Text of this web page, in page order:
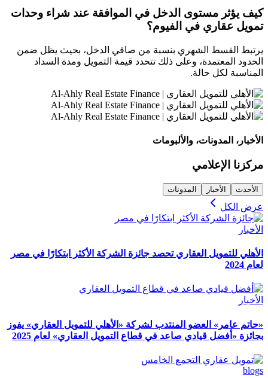
كيف يؤثر مستوى الدخل في الموافقة عند شراء وحدات
تمويل عقاري في الفيوم؟
يرتبط القسط الشهري بنسبة من صافي الدخل، بحيث يظل ضمن
الحدود المعتمدة، وعلى ذلك تتحدد قيمة التمويل ومدة السداد
المناسبة لكل حالة.
الأخبار، المدونات، والألبومات
مركزنا الإعلامي
الأحدث الأخبار المدونات
عرض الكل
الأخبار
الأهلي للتمويل العقاري تحصد جائزة الشركة الأكثر ابتكارًا في مصر
لعام 2024
الأخبار
«حاتم عامر» العضو المنتدب لشركة «الأهلي للتمويل العقاري» يفوز
بجائزة «أفضل قيادي صاعد في قطاع التمويل العقاري» لعام 2025
blogs